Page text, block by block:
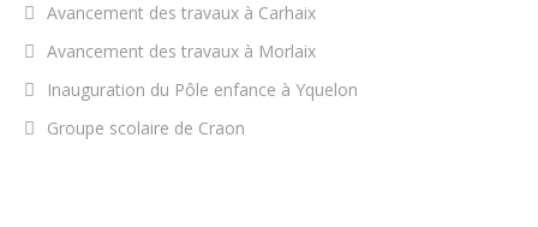
Avancement des travaux à Carhaix
Avancement des travaux à Morlaix
Inauguration du Pôle enfance à Yquelon
Groupe scolaire de Craon